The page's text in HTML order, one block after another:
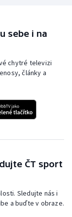
sebe i na
chytré televizi
články a
ČT sport
Sledujte nás i
a buďte v obraze.